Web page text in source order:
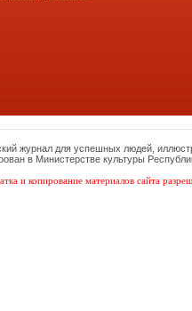
журнал для успешных людей,
в Министерстве культуры
и копирование материалов сайта